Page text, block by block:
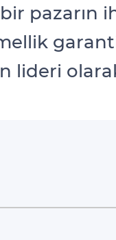
pazarın
lideri